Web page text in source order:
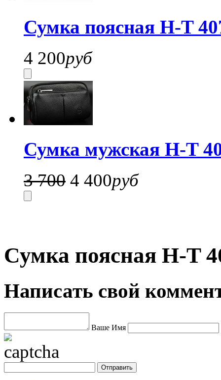
Сумка поясная H-T
4 200руб
Сумка мужская H-T
3 700 4 400руб
Сумка поясная H-T
Написать свой
Ваше Имя